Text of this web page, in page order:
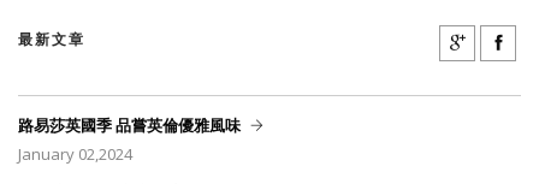
最新文章
路易莎英國季 品嘗英倫優雅風味
January 02,2024